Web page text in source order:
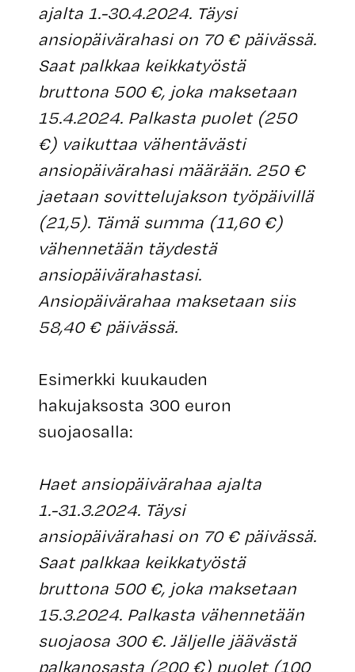
ajalta 1.-30.4.2024. Täysi
ansiopäivärahasi on 70 € päivässä.
Saat palkkaa keikkatyöstä
bruttona 500 €, joka maksetaan
15.4.2024. Palkasta puolet (250
€) vaikuttaa vähentävästi
ansiopäivärahasi määrään. 250 €
jaetaan sovittelujakson työpäivillä
(21,5). Tämä summa (11,60 €)
vähennetään täydestä
ansiopäivärahastasi.
Ansiopäivärahaa maksetaan siis
58,40 € päivässä.
Esimerkki kuukauden
hakujaksosta 300 euron
suojaosalla:
Haet ansiopäivärahaa ajalta
1.-31.3.2024. Täysi
ansiopäivärahasi on 70 € päivässä.
Saat palkkaa keikkatyöstä
bruttona 500 €, joka maksetaan
15.3.2024. Palkasta vähennetään
suojaosa 300 €. Jäljelle jäävästä
palkanosasta (200 €) puolet (100